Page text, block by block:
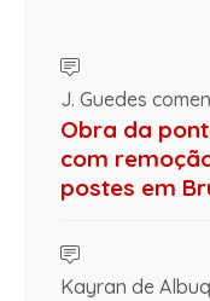
J. Guedes
Obra da
com
postes em
Kayran de